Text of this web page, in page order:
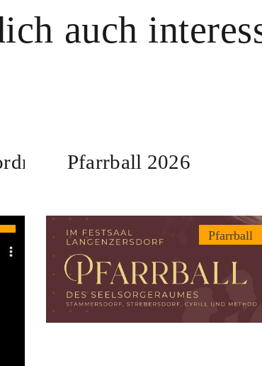
auch
Pfarrball 2026
Pfarrball